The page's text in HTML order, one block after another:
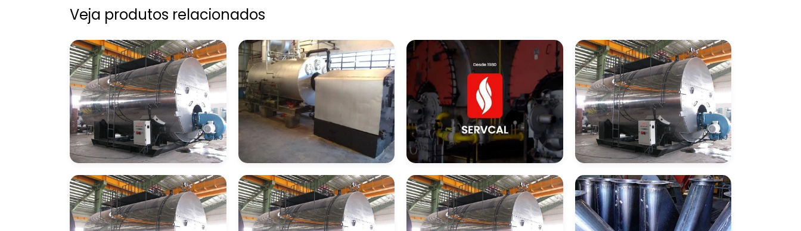
Veja produtos relacionados
Empresa De
Montagem De
Caldeiras A Gás
Empresa De
Montagem De
Caldeiras A Lenha
Empresa De
Montagem De
Caldeiras A Vapor
Empresa De
Montagem De
Caldeiras De
Aquecimento